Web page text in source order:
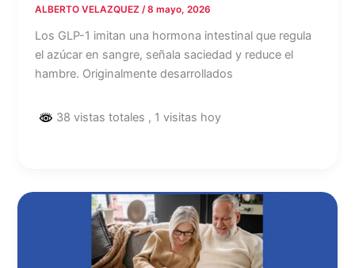
ALBERTO VELAZQUEZ/8 mayo, 2026
Los GLP-1 imitan una hormona intestinal que regula
el azúcar en sangre, señala saciedad y reduce el
hambre. Originalmente desarrollados
38 vistas totales , 1 visitas hoy